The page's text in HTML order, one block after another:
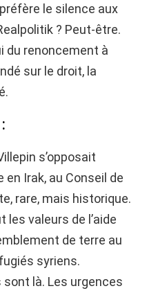
le silence aux
? Peut-être.
du renoncement à
sur le droit, la
s’opposait
Irak, au Conseil de
rare, mais historique.
les valeurs de l’aide
de terre au
syriens.
sont là. Les urgences